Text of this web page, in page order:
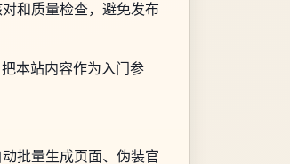
和质量检查，避免发布
本站内容作为入门参
批量生成页面、伪装官